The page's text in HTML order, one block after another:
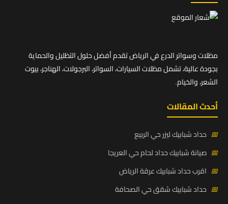
مظلات وسواتر الدرع في الرياض تقدم أفضل حلول التظليل والحماية
بجودة عالية، تشمل مظلات السيارات، السواتر، البرجولات، الهناجر، بيوت
الشعر، والخيام.
أحدث المقالات
📅 حداد شبابيك ليزر حي الربيع
📅 صيانة شبابيك حداد لحام حي العريجا
📅 اقرب حداد شبابيك عرقة الرياض
📅 حداد شبابيك شقق حي الصحافة